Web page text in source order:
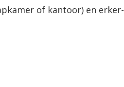
of kantoor) en erker-